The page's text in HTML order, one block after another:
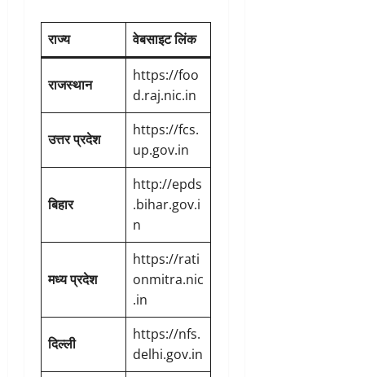
राज्य वेबसाइट लिंक
राजस्थान
https://foo
d.raj.nic.in
उत्तर प्रदेश
https://fcs.
up.gov.in
बिहार
http://epds
.bihar.gov.i
n
मध्य प्रदेश
https://rati
onmitra.nic
.in
दिल्ली
https://nfs.
delhi.gov.in